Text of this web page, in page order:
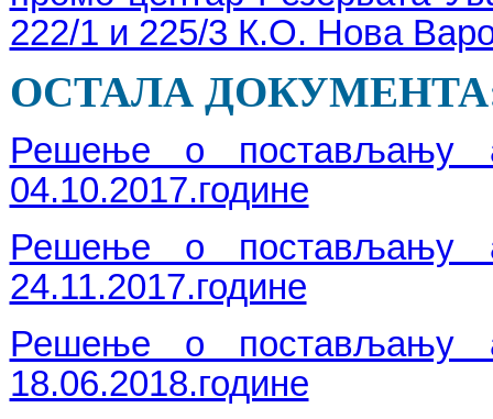
222/1 и 225/3 К.О. Нова
ОСТАЛА
Решење о постављању
04.10.2017.године
Решење о постављању
24.11.2017.године
Решење о постављању
18.06.2018.године